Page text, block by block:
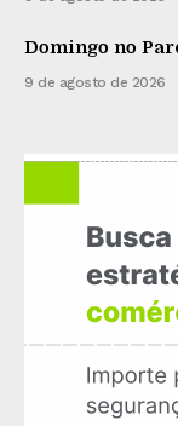
Domingo no
9 de agosto de 2026